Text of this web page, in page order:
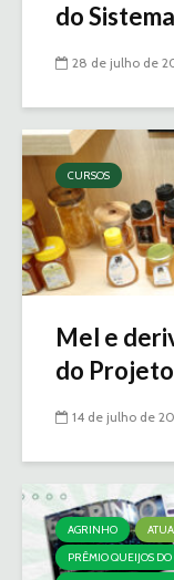
do
28 de julho de
CURSOS
Mel e
do
14 de julho de
AGRINHO
PRÊMIO QUEIJOS